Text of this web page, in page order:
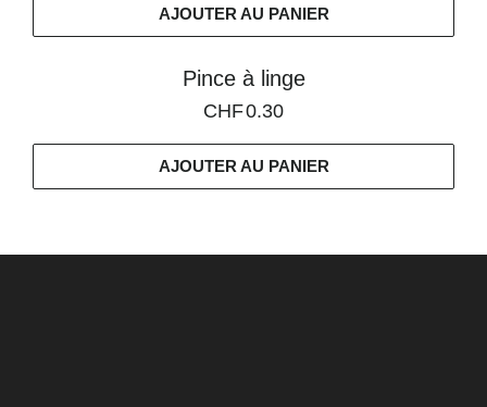
AJOUTER AU PANIER
Pince à linge
CHF0.30
AJOUTER AU PANIER